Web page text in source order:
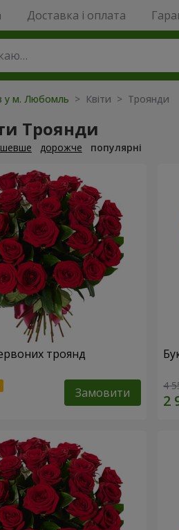
Доставка і оплата
у м. Любомль > Квіти > Троянди
Троянди
дорожче популярні
троянд
Замовити 4